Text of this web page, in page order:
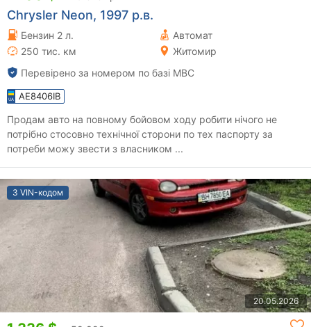
Chrysler Neon, 1997 р.в.
Бензин 2 л.
Автомат
250 тис. км
Житомир
Перевірено за номером по базі МВС
AE8406IB
Продам авто на повному бойовом ходу робити нічого не
потрібно стосовно технічної сторони по тех паспорту за
потреби можу звести з власником ...
З VIN-кодом
20.05.2026